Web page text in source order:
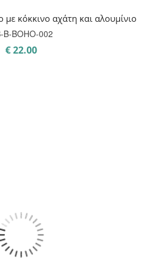
κόκκινο αχάτη και αλουμίνιο
B-BOHO-002
€22.00